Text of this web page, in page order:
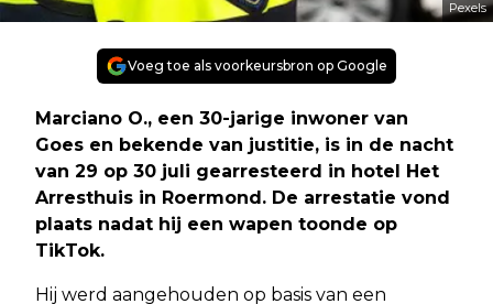
Pexels
Voeg toe als voorkeursbron op Google
Marciano O., een 30-jarige inwoner van
Goes en bekende van justitie, is in de nacht
van 29 op 30 juli gearresteerd in hotel Het
Arresthuis in Roermond. De arrestatie vond
plaats nadat hij een wapen toonde op
TikTok.
Hij werd aangehouden op basis van een